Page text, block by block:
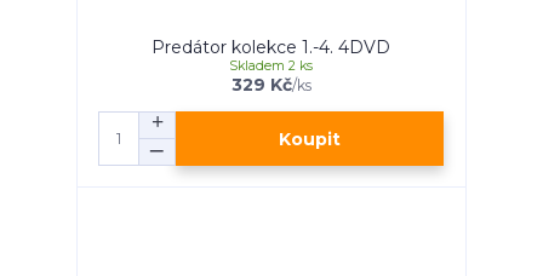
Predátor kolekce 1.-4. 4DVD
329 Kč/ks
Skladem 2 ks
Koupit